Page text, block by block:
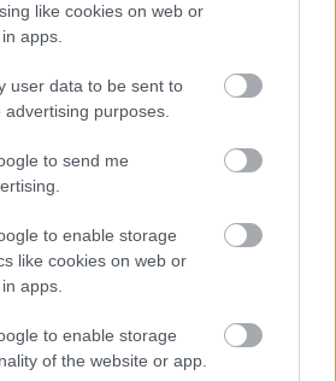
like cookies on web or
apps.
user data to be sent to
purposes.
to send me
to enable storage
like cookies on web or
apps.
to enable storage
of the website or app.
A körülmények
tisztázottak, de egy
férfi a vele együtt
majd magával is
A Frankfurttól északra
szupermarketjéből dél után riasztották
tudtak
azt a Deutsche Welle által